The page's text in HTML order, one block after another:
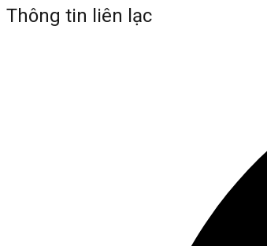
Thông tin liên lạc